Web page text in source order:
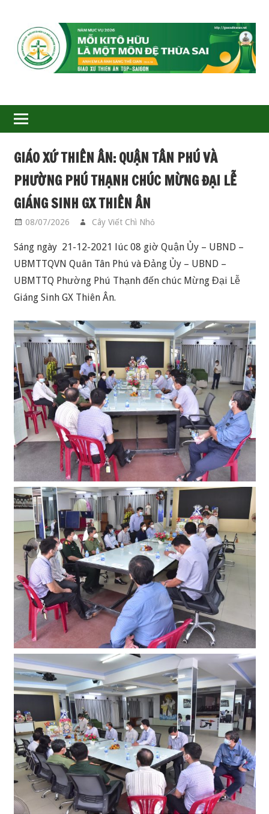
GIÁO
XỨ
THIÊN
ÂN-
TGP
SAIGON
GIÁO XỨ THIÊN ÂN: QUẬN TÂN PHÚ VÀ
PHƯỜNG PHÚ THẠNH CHÚC MỪNG ĐẠI LỄ
GIÁNG SINH GX THIÊN ÂN
08/07/2026 Cây Viết Chì Nhỏ
Sáng ngày 21-12-2021 lúc 08 giờ Quận Ủy – UBND –
UBMTTQVN Quân Tân Phú và Đảng Ủy – UBND –
UBMTTQ Phường Phú Thạnh đến chúc Mừng Đại Lễ
Giáng Sinh GX Thiên Ân.